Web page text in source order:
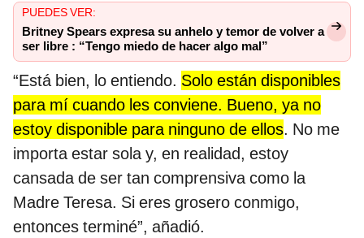
PUEDES VER:
Britney Spears expresa su anhelo y temor de volver a
ser libre : “Tengo miedo de hacer algo mal”
“Está bien, lo entiendo. Solo están disponibles
para mí cuando les conviene. Bueno, ya no
estoy disponible para ninguno de ellos. No me
importa estar sola y, en realidad, estoy
cansada de ser tan comprensiva como la
Madre Teresa. Si eres grosero conmigo,
entonces terminé”, añadió.